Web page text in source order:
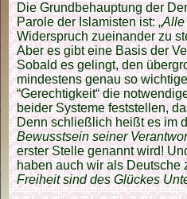
Die Grundbehauptung der
Parole der Islamisten ist: „Alle
Widerspruch zueinander zu
Aber es gibt eine Basis der
Sobald es gelingt, den
mindestens genau so
“Gerechtigkeit“ die
beider Systeme feststellen,
Denn schließlich heißt es im
Bewusstsein seiner
erster Stelle genannt wird!
haben auch wir als Deutsche
Freiheit sind des Glückes